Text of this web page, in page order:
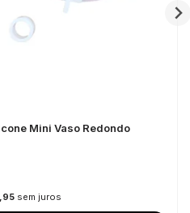
Mini Vaso Redondo
sem juros